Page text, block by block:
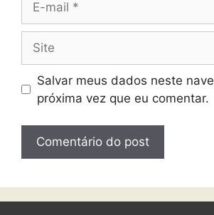
Salvar meus dados neste
próxima vez que eu comentar.